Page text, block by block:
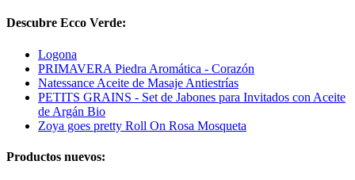
Descubre Ecco Verde:
Logona
PRIMAVERA Piedra Aromática - Corazón
Natessance Aceite de Masaje Antiestrías
PETITS GRAINS - Set de Jabones para Invitados con Aceite
de Argán Bio
Zoya goes pretty Roll On Rosa Mosqueta
Productos nuevos: